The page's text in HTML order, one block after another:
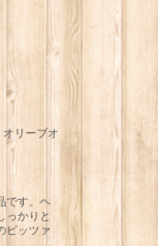
リーブオ
です。ヘ
っかりと
ピッツァ